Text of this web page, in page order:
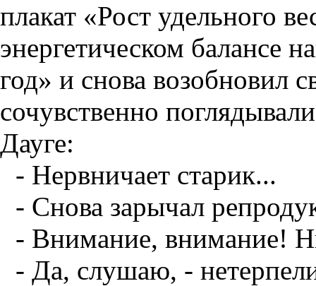
плакат «Рост удельного
энергетическом балансе
год» и снова возобновил
сочувственно
Дауге:
- Нервничает старик...
- Снова зарычал
- Внимание, внимание!
- Да, слушаю, -